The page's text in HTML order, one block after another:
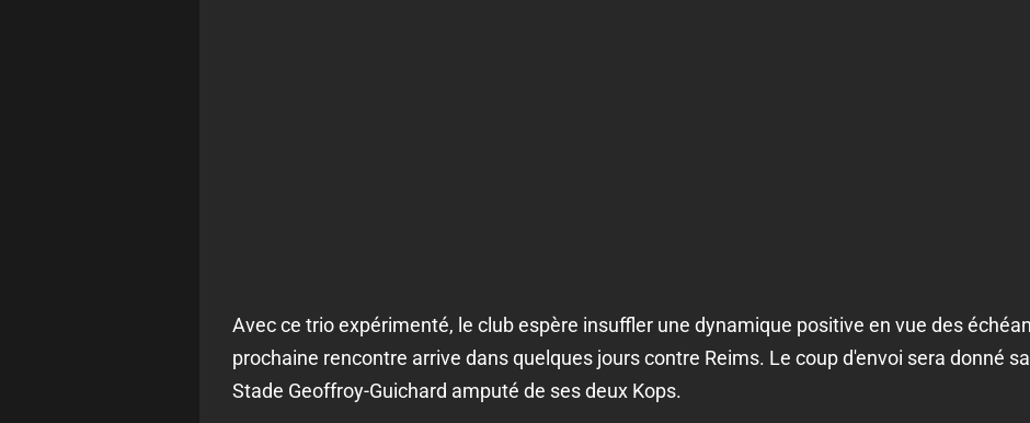
Avec ce trio expérimenté, le club espère insuffler une dynamique positive en vue des
prochaine rencontre arrive dans quelques jours contre Reims. Le coup d'envoi sera donné
Stade Geoffroy-Guichard amputé de ses deux Kops.